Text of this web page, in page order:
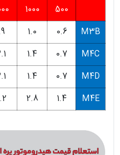
500
1000
M3B
0.6
1.0
M4C
0.7
1.4
M4D
0.7
1.4
M4E
1.4
2.8